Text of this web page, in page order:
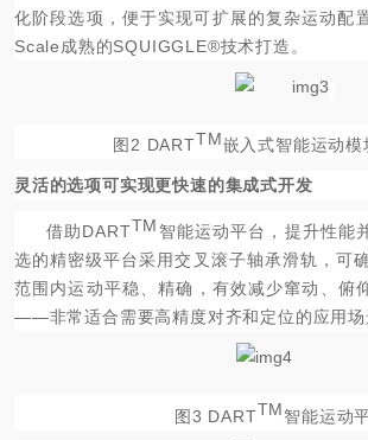
化阶段选项，便于实现可扩展的复杂运动配
Scale成熟的SQUIGGLE®技术打造。
图2 DARTTM嵌入式智能运动模
灵活的选项可实现更快速的集成式开发
借助DARTTM 智能运动平台，提升性能
选的精密级平台采用交叉滚子轴承滑轨，可
范围内运动平稳、精确，有效减少窜动、俯
——非常适合需要高精度对齐和定位的应用场
图3 DARTTM智能运动